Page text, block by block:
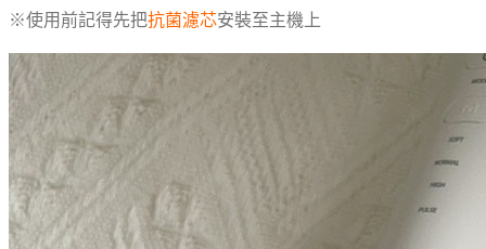
※使用前記得先把抗菌濾芯安裝至主機上